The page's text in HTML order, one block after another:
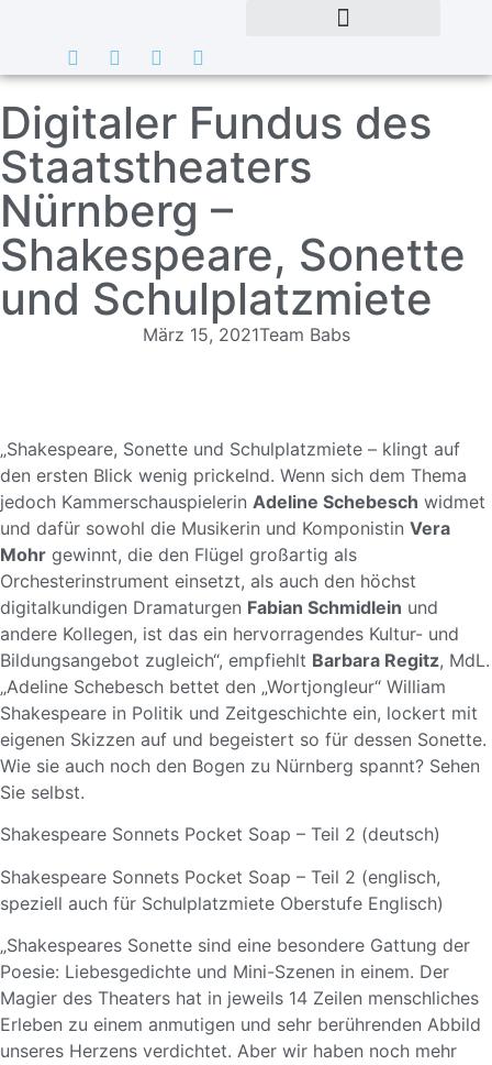
Digitaler Fundus des
Staatstheaters
Nürnberg –
Shakespeare, Sonette
und Schulplatzmiete
März 15, 2021Team Babs
„Shakespeare, Sonette und Schulplatzmiete – klingt auf
den ersten Blick wenig prickelnd. Wenn sich dem Thema
jedoch Kammerschauspielerin Adeline Schebesch widmet
und dafür sowohl die Musikerin und Komponistin Vera
Mohr gewinnt, die den Flügel großartig als
Orchesterinstrument einsetzt, als auch den höchst
digitalkundigen Dramaturgen Fabian Schmidlein und
andere Kollegen, ist das ein hervorragendes Kultur- und
Bildungsangebot zugleich“, empfiehlt Barbara Regitz, MdL.
„Adeline Schebesch bettet den „Wortjongleur“ William
Shakespeare in Politik und Zeitgeschichte ein, lockert mit
eigenen Skizzen auf und begeistert so für dessen Sonette.
Wie sie auch noch den Bogen zu Nürnberg spannt? Sehen
Sie selbst.
Shakespeare Sonnets Pocket Soap – Teil 2 (deutsch)
Shakespeare Sonnets Pocket Soap – Teil 2 (englisch,
speziell auch für Schulplatzmiete Oberstufe Englisch)
„Shakespeares Sonette sind eine besondere Gattung der
Poesie: Liebesgedichte und Mini-Szenen in einem. Der
Magier des Theaters hat in jeweils 14 Zeilen menschliches
Erleben zu einem anmutigen und sehr berührenden Abbild
unseres Herzens verdichtet. Aber wir haben noch mehr